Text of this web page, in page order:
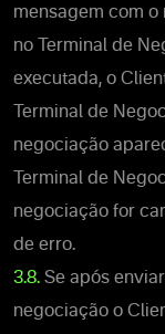
mensagem com
no Terminal de
executada, o
Terminal de
negociação
Terminal de
negociação for
de erro.
3.8. Se após
negociação o